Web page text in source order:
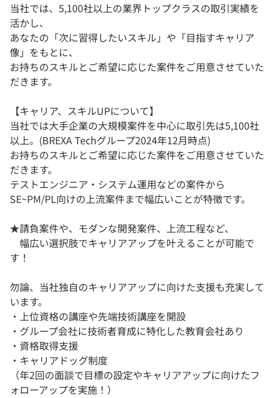
当社では、5,100社以上の業界トップクラスの取引実績を
活かし、
あなたの「次に習得したいスキル」や「目指すキャリア
像」をもとに、
お持ちのスキルとご希望に応じた案件をご用意させていた
だきます。
【キャリア、スキルUPについて】
当社では大手企業の大規模案件を中心に取引先は5,100社
以上。(BREXA Techグループ2024年12月時点)
お持ちのスキルとご希望に応じた案件をご用意させていた
だきます。
テストエンジニア・システム運用などの案件から
SE~PM/PL向けの上流案件まで幅広いことが特徴です。
★請負案件や、モダンな開発案件、上流工程など、
幅広い選択肢でキャリアアップを叶えることが可能で
す！
勿論、当社独自のキャリアアップに向けた支援も充実して
います。
・上位資格の講座や先端技術講座を開設
・グループ会社に技術者育成に特化した教育会社あり
・資格取得支援
・キャリアドッグ制度
（年2回の面談で目標の設定やキャリアアップに向けたフ
ォローアップを実施！）